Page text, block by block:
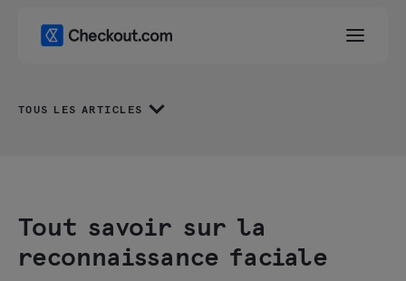
TOUS LES ARTICLES
Tout savoir sur la
reconnaissance faciale